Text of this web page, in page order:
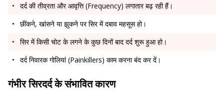
दर्द की तीव्रता और आवृत्ति (Frequency) लगातार बढ़ रही हैं।
छींकने, खांसने या झुकने पर सिर में दबाव महसूस हो।
सिर में किसी चोट के लगने के कुछ दिनों बाद दर्द शुरू हुआ हो।
दर्द निवारक गोलियां (Painkillers) काम करना बंद कर दें।
गंभीर सिरदर्द के संभावित कारण